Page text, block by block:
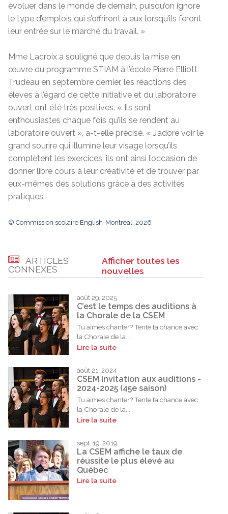
évoluer dans le monde de demain, puisqu’on ignore
le type d’emplois qui s’offriront à eux lorsqu’ils feront
leur entrée sur le marché du travail. »
Mme Lacroix a souligné que depuis la mise en
œuvre du programme STIAM à l’école Pierre Elliott
Trudeau en septembre dernier, les réactions des
élèves à l’égard de cette initiative et du laboratoire
ouvert ont été très positives. « Ils sont
enthousiastes chaque fois qu’ils se rendent au
laboratoire ouvert », a-t-elle précisé. « J’adore voir le
grand sourire qui illumine leur visage lorsqu’ils
complètent les exercices; ils ont ainsi l’occasion de
donner libre cours à leur créativité et de trouver par
eux-mêmes des solutions grâce à des activités
pratiques.
© Commission scolaire English-Montréal, 2026
ARTICLES
CONNEXES
Afficher toutes les
nouvelles
août 29, 2025
C’est le temps des auditions à
la Chorale de la CSEM
Tu aimes chanter? Tente ta chance avec
la Chorale de la...
Lire la suite
août 21, 2024
CSEM Invitation aux auditions -
2024-2025 (45e saison)
Tu aimes chanter? Tente ta chance avec
la Chorale de la...
Lire la suite
sept. 19, 2019
La CSEM affiche le taux de
réussite le plus élevé au
Québec
Lire la suite